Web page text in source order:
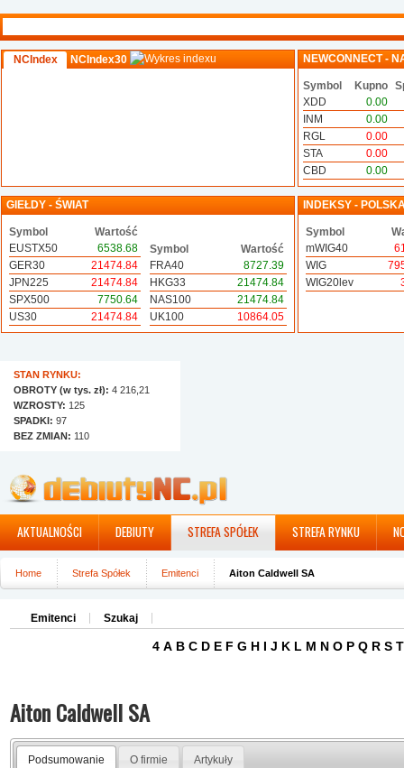
NCIndex NCIndex30 NEWCONNECT -
Symbol Kupno
XDD
0.00
INM
0.00
RGL
0.00
STA
0.00
CBD
0.00
GIEŁDY - ŚWIAT
Symbol
Wartość
EUSTX50
6538.68
GER30
21474.84
JPN225
21474.84
SPX500
7750.64
US30
21474.84
Symbol
Wartość
FRA40
8727.39
HKG33
21474.84
NAS100
21474.84
UK100
10864.05
INDEKSY -
Symbol
mWIG40
WIG
WIG20lev
STAN RYNKU:
OBROTY (w tys. zł): 4 216,21
WZROSTY: 125
SPADKI: 97
BEZ ZMIAN: 110
AKTUALNOŚCI DEBIUTY STREFA SPÓŁEK STREFA RYNKU
Home Strefa Spółek Emitenci Aiton Caldwell SA
Emitenci Szukaj
4 A B C D E F G H I J K L M N O P Q R S T
Aiton Caldwell SA
Podsumowanie O firmie Artykuły